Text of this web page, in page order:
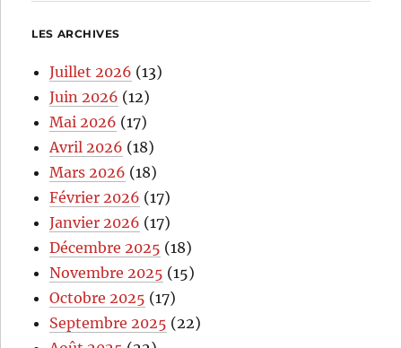
LES ARCHIVES
Juillet 2026 (13)
Juin 2026 (12)
Mai 2026 (17)
Avril 2026 (18)
Mars 2026 (18)
Février 2026 (17)
Janvier 2026 (17)
Décembre 2025 (18)
Novembre 2025 (15)
Octobre 2025 (17)
Septembre 2025 (22)